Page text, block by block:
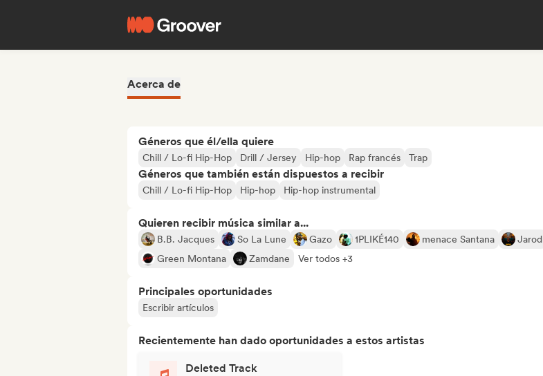
Acerca de
Géneros que él/ella quiere
Chill / Lo-fi Hip-Hop Drill / Jersey Hip-hop Rap francés Trap
Géneros que también están dispuestos a recibir
Chill / Lo-fi Hip-Hop Hip-hop Hip-hop instrumental
Quieren recibir música similar a...
B.B. Jacques So La Lune Gazo 1PLIKÉ140 menace Santana
Jarod
Green Montana
Zamdane Ver todos +3
Principales oportunidades
Escribir artículos
Recientemente han dado oportunidades a estos artistas
Deleted Track